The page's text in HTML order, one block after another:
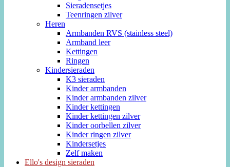
Sieradensetjes
Teenringen zilver
Heren
Armbanden RVS (stainless steel)
Armband leer
Kettingen
Ringen
Kindersieraden
K3 sieraden
Kinder armbanden
Kinder armbanden zilver
Kinder kettingen
Kinder kettingen zilver
Kinder oorbellen zilver
Kinder ringen zilver
Kindersetjes
Zelf maken
Ello's design sieraden